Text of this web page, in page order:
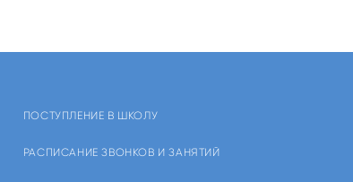
ПОСТУПЛЕНИЕ В ШКОЛУ
РАСПИСАНИЕ ЗВОНКОВ И ЗАНЯТИЙ